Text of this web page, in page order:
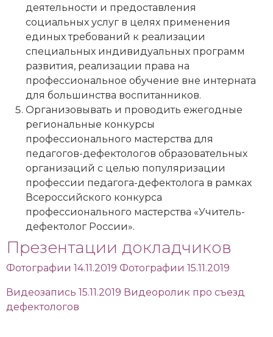
деятельности и предоставления
социальных услуг в целях применения
единых требований к реализации
специальных индивидуальных программ
развития, реализации права на
профессиональное обучение вне интерната
для большинства воспитанников.
Организовывать и проводить ежегодные
региональные конкурсы
профессионального мастерства для
педагогов-дефектологов образовательных
организаций с целью популяризации
профессии педагога-дефектолога в рамках
Всероссийского конкурса
профессионального мастерства «Учитель-
дефектолог России».
Презентации докладчиков
Фотографии 14.11.2019 Фотографии 15.11.2019
Видеозапись 15.11.2019 Видеоролик про съезд
дефектологов